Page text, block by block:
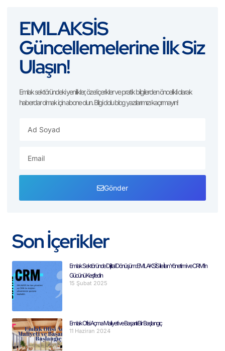
EMLAKSİS
Güncellemelerine İlk Siz
Ulaşın!
Emlak sektöründeki yenilikler, özel içerikler ve pratik bilgilerden öncelikli olarak
haberdar olmak için abone olun. Bilgi dolu blog yazılarımızı kaçırmayın!
Gönder
Son İçerikler
Emlak Sektöründe Dijital Dönüşüm: EMLAKSİS ile İlan Yönetimi ve CRM’in
Gücünü Keşfedin
15 Şubat 2025
Emlak Ofisi Açma Maliyeti ve Başarılı Bir Başlangıç
11 Haziran 2024